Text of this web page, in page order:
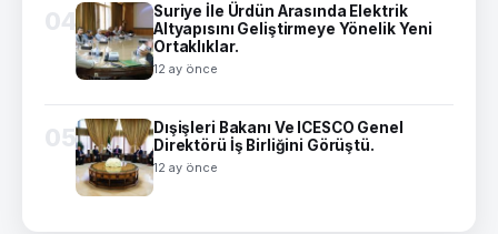
04
Suriye İle Ürdün Arasında Elektrik
Altyapısını Geliştirmeye Yönelik Yeni
Ortaklıklar.
12 ay önce
05
Dışişleri Bakanı Ve ICESCO Genel
Direktörü İş Birliğini Görüştü.
12 ay önce